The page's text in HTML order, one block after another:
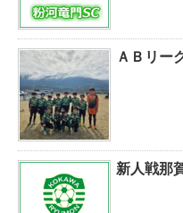
ＡＢリー
新人戦那